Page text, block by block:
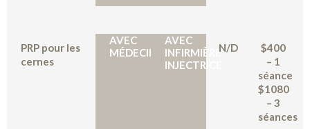
PRP pour les
cernes
AVEC
MÉDECIN
AVEC
INFIRMIÈRE
INJECTRICE
N/D
$400
– 1
séance
$1080
– 3
séances